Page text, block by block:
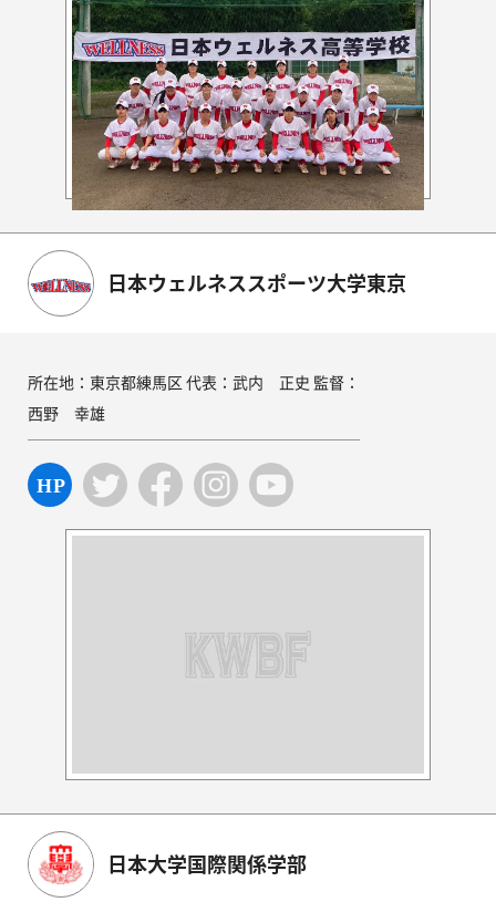
日本ウェルネススポーツ大学東京
所在地：東京都練馬区 代表：武内 正史 監督：
西野 幸雄
日本大学国際関係学部